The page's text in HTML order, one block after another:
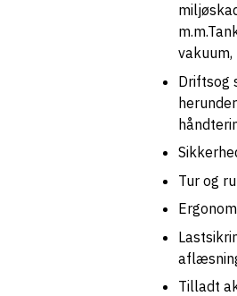
Driftsog
Tur og
Tilladt